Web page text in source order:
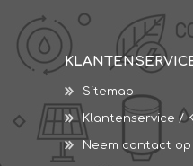
Ceramic+
Climastar
Sitemap
Klantenservice /
Neem contact op